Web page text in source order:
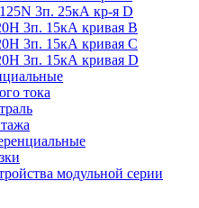
3п. 25кА кр-я D
3п. 15кА кривая B
3п. 15кА кривая C
3п. 15кА кривая D
тока
модульной серии